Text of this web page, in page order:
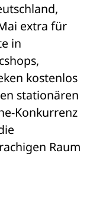
extra für
in
kostenlos
stationären
Konkurrenz
Raum